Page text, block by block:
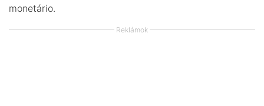
monetário.
Reklámok